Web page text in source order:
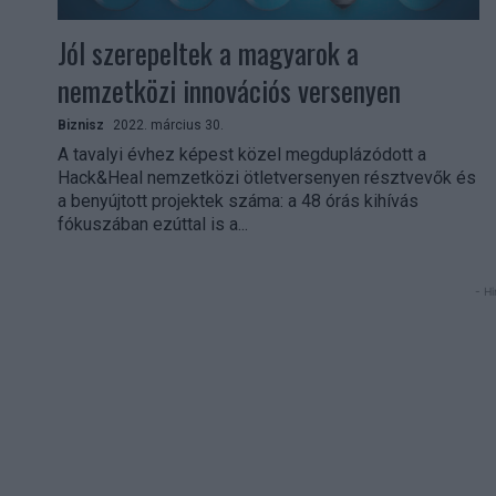
Jól szerepeltek a magyarok a
nemzetközi innovációs versenyen
Biznisz 2022. március 30.
A tavalyi évhez képest közel megduplázódott a
Hack&Heal nemzetközi ötletversenyen résztvevők és
a benyújtott projektek száma: a 48 órás kihívás
fókuszában ezúttal is a...
-